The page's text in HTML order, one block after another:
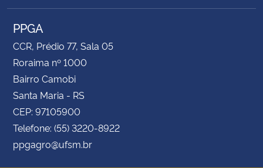
Advocacia-Geral da União
PPGA
CCR, Prédio 77, Sala 05
Roraima nº 1000
Bairro Camobi
Santa Maria - RS
CEP: 97105900
Telefone: (55) 3220-8922
ppgagro@ufsm.br